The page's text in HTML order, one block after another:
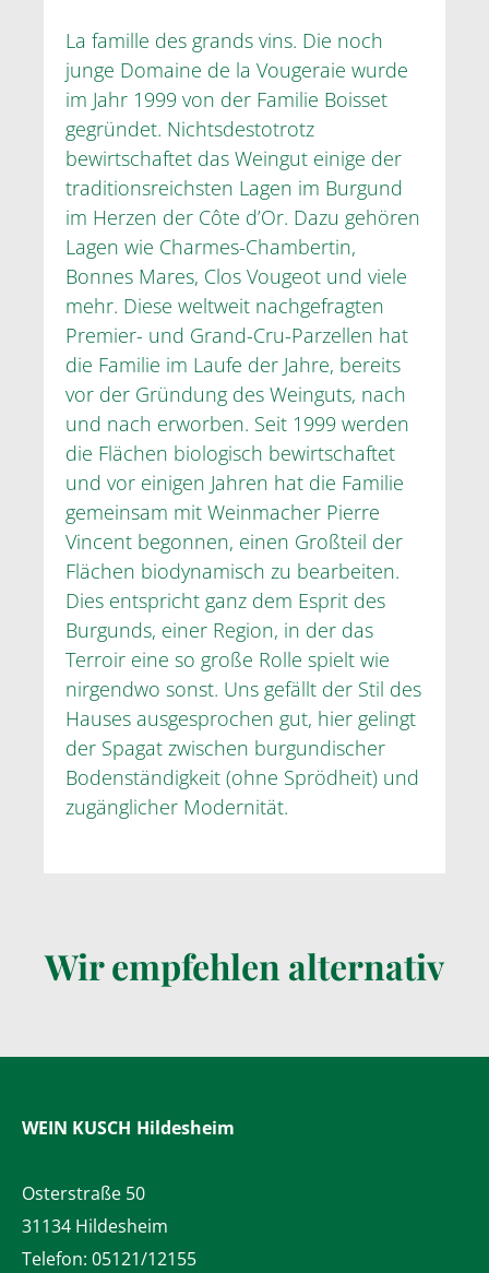
La famille des grands vins. Die noch
junge Domaine de la Vougeraie wurde
im Jahr 1999 von der Familie Boisset
gegründet. Nichtsdestotrotz
bewirtschaftet das Weingut einige der
traditionsreichsten Lagen im Burgund
im Herzen der Côte d’Or. Dazu gehören
Lagen wie Charmes-Chambertin,
Bonnes Mares, Clos Vougeot und viele
mehr. Diese weltweit nachgefragten
Premier- und Grand-Cru-Parzellen hat
die Familie im Laufe der Jahre, bereits
vor der Gründung des Weinguts, nach
und nach erworben. Seit 1999 werden
die Flächen biologisch bewirtschaftet
und vor einigen Jahren hat die Familie
gemeinsam mit Weinmacher Pierre
Vincent begonnen, einen Großteil der
Flächen biodynamisch zu bearbeiten.
Dies entspricht ganz dem Esprit des
Burgunds, einer Region, in der das
Terroir eine so große Rolle spielt wie
nirgendwo sonst. Uns gefällt der Stil des
Hauses ausgesprochen gut, hier gelingt
der Spagat zwischen burgundischer
Bodenständigkeit (ohne Sprödheit) und
zugänglicher Modernität.
Wir empfehlen alternativ
WEIN KUSCH Hildesheim
Osterstraße 50
31134 Hildesheim
Telefon: 05121/12155